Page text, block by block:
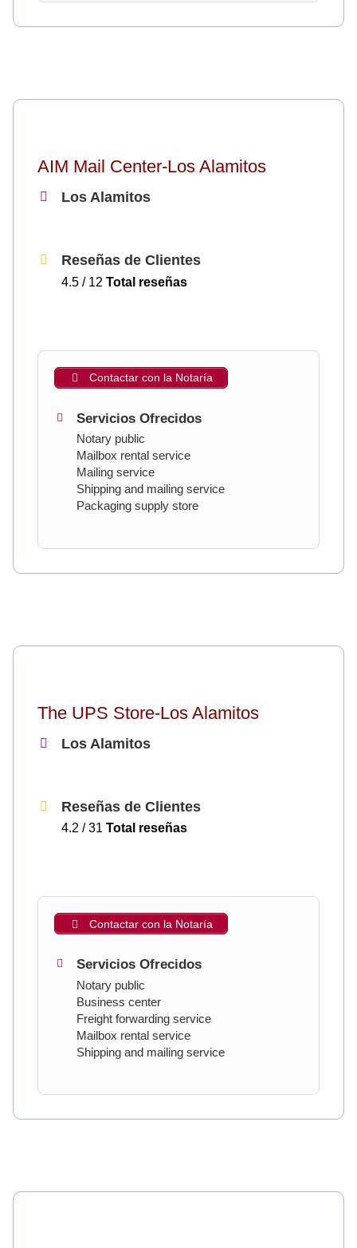
AIM Mail Center-Los Alamitos
Los Alamitos
Reseñas de Clientes
4.5 / 12 Total reseñas
Contactar con la Notaría
Servicios Ofrecidos
Notary public
Mailbox rental service
Mailing service
Shipping and mailing service
Packaging supply store
The UPS Store-Los Alamitos
Los Alamitos
Reseñas de Clientes
4.2 / 31 Total reseñas
Contactar con la Notaría
Servicios Ofrecidos
Notary public
Business center
Freight forwarding service
Mailbox rental service
Shipping and mailing service